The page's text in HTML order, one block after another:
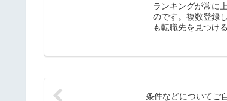
ランキングが常に
のです。複数登録
も転職先を見つけ
条件などについてご